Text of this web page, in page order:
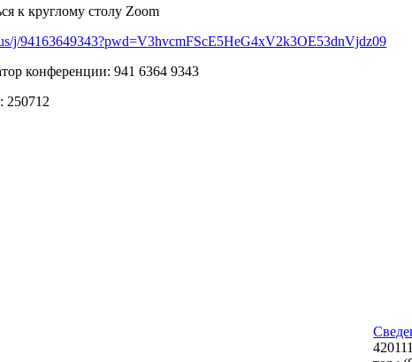
к круглому столу Zoom
j/94163649343?pwd=V3hvcmFScE5HeG4xV2k3OE53dnVjdz09
конференции: 941 6364 9343
250712